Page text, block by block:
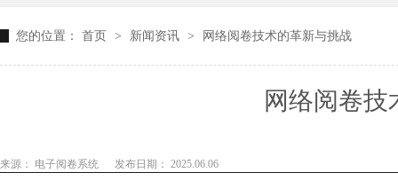
您的位置： 首页 > 新闻资讯 > 网络阅卷技术的革新与挑战
网络阅卷技
来源： 电子阅卷系统 发布日期： 2025.06.06